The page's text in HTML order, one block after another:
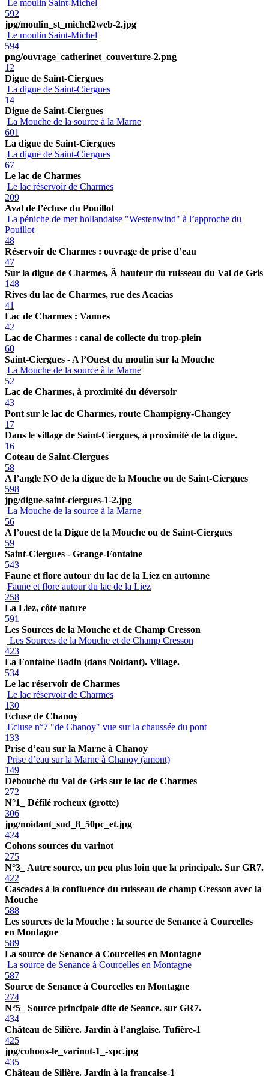
Le moulin Saint-Michel
592
jpg/moulin_st_michel2web-2.jpg
Le moulin Saint-Michel
594
png/ouvrage_catherinet_couverture-2.png
12
Digue de Saint-Ciergues
La digue de Saint-Ciergues
14
Digue de Saint-Ciergues
La Mouche de la source à la Marne
601
La digue de Saint-Ciergues
La digue de Saint-Ciergues
67
Le lac de Charmes
Le lac réservoir de Charmes
209
Aval de l’écluse du Pouillot
La péniche de mer hollandaise "Westenwind" à l’approche du
Pouillot
48
Réservoir de Charmes : ouvrage de prise d’eau
47
Sur la digue de Charmes, Ã hauteur du ruisseau du Val de Gris
148
Rives du lac de Charmes, rue des Acacias
41
Lac de Charmes : Vannes
42
Lac de Charmes : canal de collecte du trop-plein
60
Saint-Ciergues - A l’Ouest du moulin sur la Mouche
La Mouche de la source à la Marne
52
Lac de Charmes, à proximité du déversoir
43
Pont sur le lac de Charmes, route Champigny-Changey
17
Dans le village de Saint-Ciergues, à proximité de la digue.
16
Coteau de Saint-Ciergues
58
A l’angle NO de la digue de la Mouche ou de Saint-Ciergues
598
jpg/digue-saint-ciergues-1-2.jpg
La Mouche de la source à la Marne
56
A l’ouest de la Digue de la Mouche ou de Saint-Ciergues
59
Saint-Ciergues - Grange-Fontaine
543
Faune et flore autour du lac de la Liez en automne
Faune et flore autour du lac de la Liez
258
La Liez, côté nature
591
Les Sources de la Mouche et de Champ Cresson
Les Sources de la Mouche et de Champ Cresson
423
La Fontaine Badin (dans Noidant). Village.
534
Le lac réservoir de Charmes
Le lac réservoir de Charmes
130
Ecluse de Chanoy
Ecluse n°7 "de Chanoy" vue sur la chaussée du pont
133
Prise d’eau sur la Marne à Chanoy
Prise d’eau sur la Marne à Chanoy (amont)
149
Débouché du Val de Gris sur le lac de Charmes
272
N°1_ Défilé rocheux (grotte)
306
jpg/noidant_sud_8_50pc_et.jpg
424
Cohons sources du varinot
275
N°3_ Autre source, un peu plus loin que la principale. Sur GR7.
422
Cascades à la confluence du ruisseau de champ Cresson avec la
Mouche
588
Les sources de la Mouche : la source de Senance à Courcelles
en Montagne
589
La source de Senance à Courcelles en Montagne
La source de Senance à Courcelles en Montagne
587
Source de Senance à Courcelles en Montagne
274
N°5_ Source principale dite de Seance. sur GR7.
434
Château de Silière. Jardin à l’anglaise. Tufière-1
425
jpg/cohons-le_varinot-1_-xpc.jpg
435
Château de Silière. Jardin à la française-1